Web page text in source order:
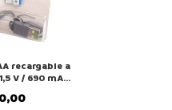
recargable a
V / 690 mAh
AAA1"